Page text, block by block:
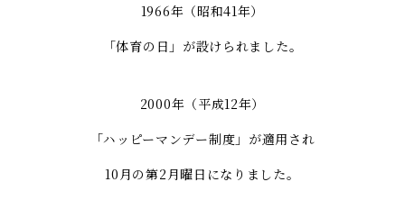
1966年（昭和41年）
「体育の日」が設けられました。
2000年（平成12年）
「ハッピーマンデー制度」が適用され
10月の第2月曜日になりました。